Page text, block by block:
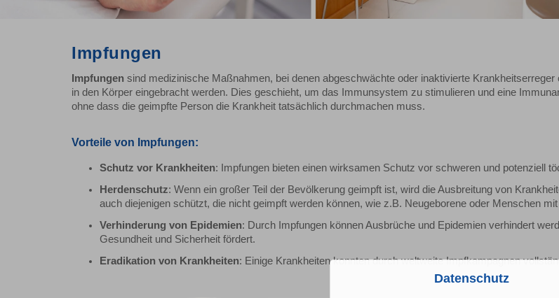
Impfungen
Impfungen sind medizinische Maßnahmen, bei denen abgeschwächte oder inaktivierte Krankheitserreger
in den Körper eingebracht werden. Dies geschieht, um das Immunsystem zu stimulieren und eine
ohne dass die geimpfte Person die Krankheit tatsächlich durchmachen muss.
Vorteile von Impfungen:
Schutz vor Krankheiten: Impfungen bieten einen wirksamen Schutz vor schweren und potenziell
Herdenschutz: Wenn ein großer Teil der Bevölkerung geimpft ist, wird die Ausbreitung von
auch diejenigen schützt, die nicht geimpft werden können, wie z.B. Neugeborene oder Menschen
Verhinderung von Epidemien: Durch Impfungen können Ausbrüche und Epidemien verhindert
Gesundheit und Sicherheit fördert.
Eradikation von Krankheiten: Einige Krankheiten konnten durch weltweite Impfkampagnen
Datenschutz